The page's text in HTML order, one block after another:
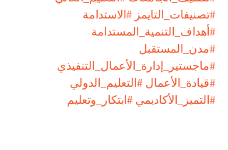
#تصنيفات_التايمز #الاستدامة
#أهداف_التنمية_المستدامة
#مدن_المستقبل
#ماجستير_إدارة_الأعمال_التنفيذي
#قيادة_الأعمال #التعليم_الدولي
#التميز_الأكاديمي #ابتكار_وتعليم